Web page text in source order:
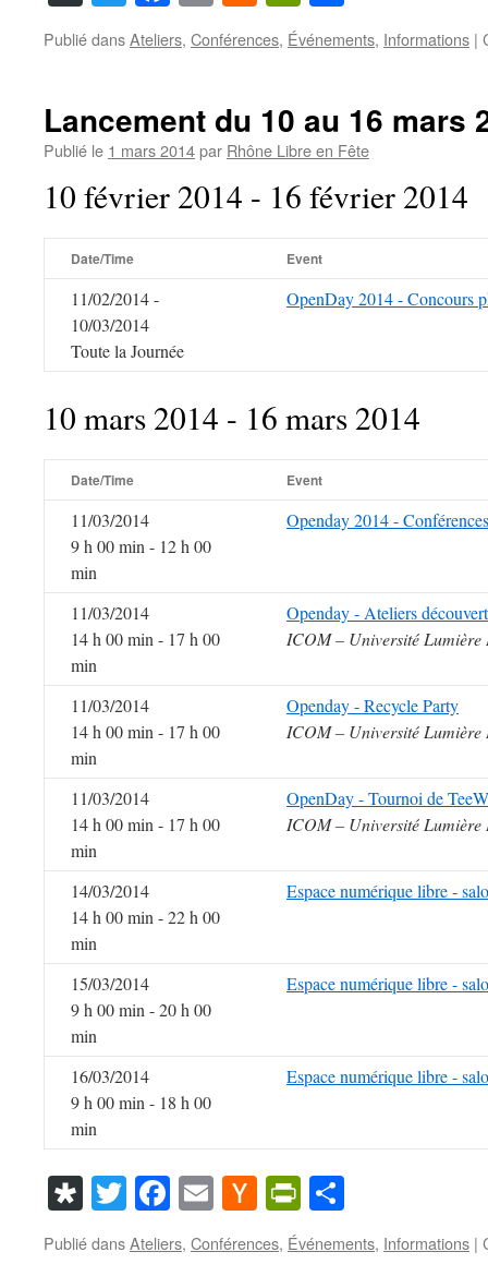
News
Publié dansAteliers, Conférences, Événements, Informations |
Lancement du 10 au 16 mars
Publié le 1 mars 2014par Rhône Libre en Fête
10 février 2014 - 16 février 2014
Date/Time Event
11/02/2014 -
10/03/2014
Toute la Journée
OpenDay 2014 - Concours
10 mars 2014 - 16 mars 2014
Date/Time Event
11/03/2014
9 h 00 min - 12 h 00
min
Openday 2014 -
11/03/2014
14 h 00 min - 17 h 00
min
Openday - Ateliers
ICOM – Université
11/03/2014
14 h 00 min - 17 h 00
min
Openday - Recycle Party
ICOM – Université
11/03/2014
14 h 00 min - 17 h 00
min
OpenDay - Tournoi de
ICOM – Université
14/03/2014
14 h 00 min - 22 h 00
min
Espace numérique libre -
15/03/2014
9 h 00 min - 20 h 00
min
Espace numérique libre -
16/03/2014
9 h 00 min - 18 h 00
min
Espace numérique libre -
Diaspora
TwitterFacebook
EmailHacker
News
PrintFriendly
Publié dansAteliers, Conférences, Événements, Informations |